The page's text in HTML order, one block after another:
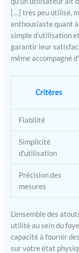
tensiomètres
gérer toutes
seul endroit
vieConçu
permet de le
[…] très peu utilisé,
enthousiaste quant
simple d’utilisation
garantir leur
même accompagné
Critères
Fiabilité
Simplicité
d’utilisation
Précision des
mesures
L’ensemble des
utilité au sein du
capacité à fournir
sur votre état